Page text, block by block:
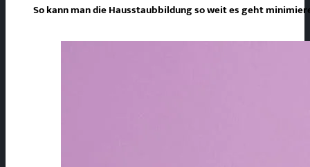
So kann man die Hausstaubbildung so weit es geht